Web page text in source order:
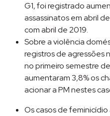
G1, foi registrado
assassinatos em abril
com abril de 2019.
Sobre a violência
registros de agressões
no primeiro semestre
aumentaram 3,8% os
acionar a PM nestes
Os casos de